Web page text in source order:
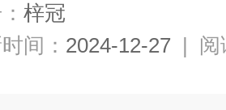
梓冠
间： 2024-12-27 | 阅